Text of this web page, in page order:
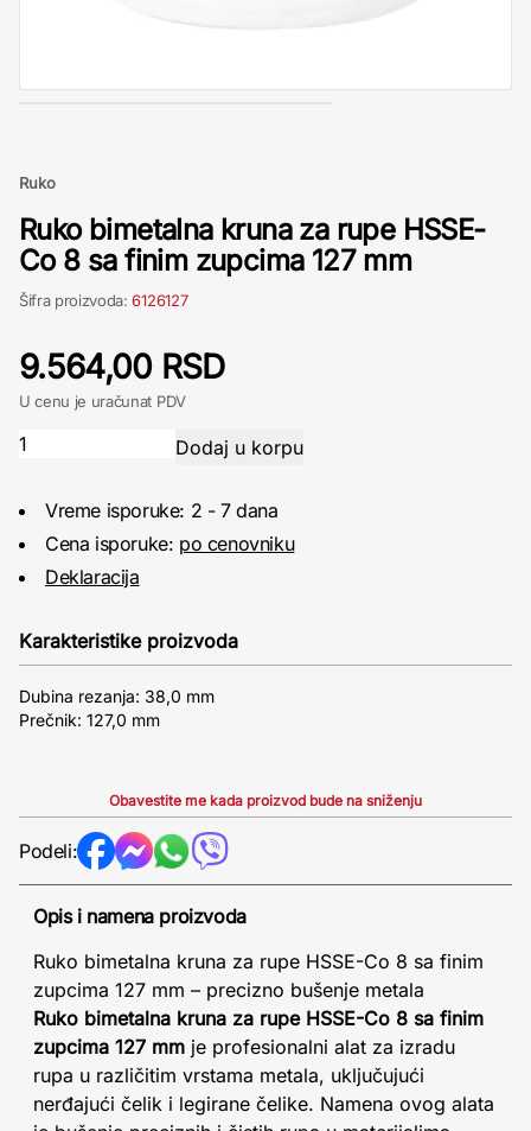
Ruko
Ruko bimetalna kruna za rupe HSSE-
Co 8 sa finim zupcima 127 mm
Šifra proizvoda:6126127
9.564,00 RSD
U cenu je uračunat PDV
Vreme isporuke: 2 - 7 dana
Cena isporuke: po cenovniku
Deklaracija
Karakteristike proizvoda
Dubina rezanja: 38,0 mm
Prečnik: 127,0 mm
Obavestite me kada proizvod bude na sniženju
Podeli:
Opis i namena proizvoda
Ruko bimetalna kruna za rupe HSSE-Co 8 sa finim
zupcima 127 mm – precizno bušenje metala
Ruko bimetalna kruna za rupe HSSE-Co 8 sa finim
zupcima 127 mm je profesionalni alat za izradu
rupa u različitim vrstama metala, uključujući
nerđajući čelik i legirane čelike. Namena ovog alata